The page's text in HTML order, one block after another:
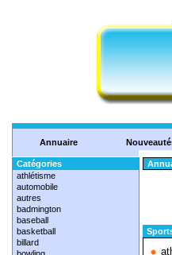
Annuaire
Catégories
athlétisme
automobile
autres
badmington
baseball
basketball
billard